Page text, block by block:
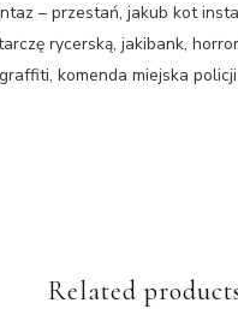
– przestań, jakub kot
rycerską, jakibank,
komenda miejska
Related